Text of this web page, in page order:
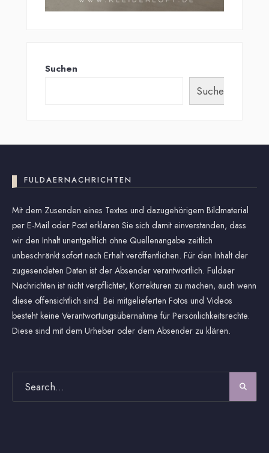
Suchen
Suchen
FULDAERNACHRICHTEN
Mit dem Zusenden eines Textes und dazugehörigem Bildmaterial
per E-Mail oder Post erklären Sie sich damit einverstanden, dass
wir den Inhalt unentgeltlich ohne Quellenangabe zeitlich
unbeschränkt sofort nach Erhalt veröffentlichen. Für den Inhalt der
zugesendeten Daten ist der Absender verantwortlich. Fuldaer
Nachrichten ist nicht verpflichtet, Korrekturen zu machen, auch wenn
diese offensichtlich sind. Bei mitgelieferten Fotos und Videos
besteht keine Verantwortungsübernahme für Persönlichkeitsrechte.
Diese sind mit dem Urheber oder dem Absender zu klären.